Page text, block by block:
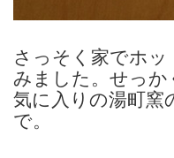
さっそく家でホッ
みました。せっか
気に入りの湯町窯
で。